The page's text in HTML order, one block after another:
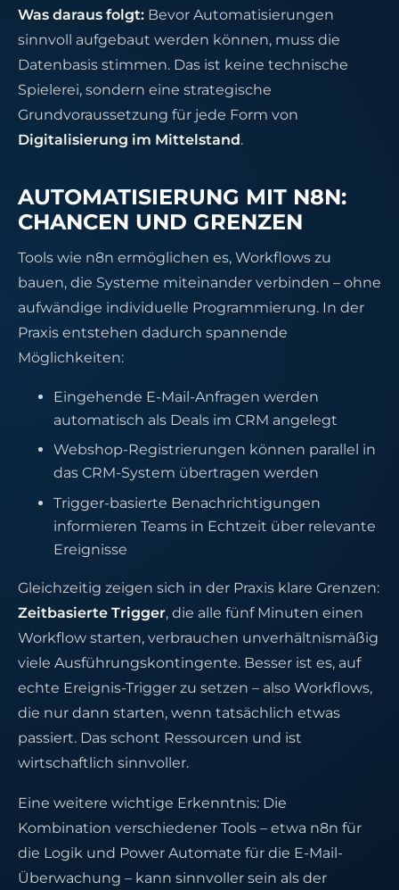
Was daraus folgt: Bevor Automatisierungen
sinnvoll aufgebaut werden können, muss die
Datenbasis stimmen. Das ist keine technische
Spielerei, sondern eine strategische
Grundvoraussetzung für jede Form von
Digitalisierung im Mittelstand.
AUTOMATISIERUNG MIT N8N:
CHANCEN UND GRENZEN
Tools wie n8n ermöglichen es, Workflows zu
bauen, die Systeme miteinander verbinden – ohne
aufwändige individuelle Programmierung. In der
Praxis entstehen dadurch spannende
Möglichkeiten:
Eingehende E-Mail-Anfragen werden
automatisch als Deals im CRM angelegt
Webshop-Registrierungen können parallel in
das CRM-System übertragen werden
Trigger-basierte Benachrichtigungen
informieren Teams in Echtzeit über relevante
Ereignisse
Gleichzeitig zeigen sich in der Praxis klare Grenzen:
Zeitbasierte Trigger, die alle fünf Minuten einen
Workflow starten, verbrauchen unverhältnismäßig
viele Ausführungskontingente. Besser ist es, auf
echte Ereignis-Trigger zu setzen – also Workflows,
die nur dann starten, wenn tatsächlich etwas
passiert. Das schont Ressourcen und ist
wirtschaftlich sinnvoller.
Eine weitere wichtige Erkenntnis: Die
Kombination verschiedener Tools – etwa n8n für
die Logik und Power Automate für die E-Mail-
Überwachung – kann sinnvoller sein als der